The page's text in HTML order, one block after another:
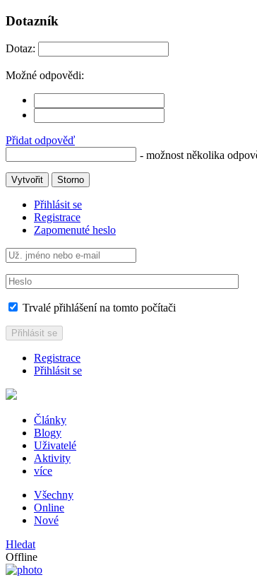
Dotazník
Dotaz:
Možné odpovědi:
Přidat odpověď
- možnost několika
Vytvořit Storno
Přihlásit se
Registrace
Zapomenuté heslo
Trvalé přihlášení na tomto počítači
Přihlásit se
Registrace
Přihlásit se
Články
Blogy
Uživatelé
Aktivity
více
Všechny
Online
Nové
Hledat
Offline